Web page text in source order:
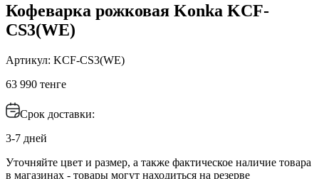
Кофеварка рожковая Konka KCF-
CS3(WE)
Артикул: KCF-CS3(WE)
63 990 тенге
Срок доставки:
3-7 дней
Уточняйте цвет и размер, а также фактическое наличие товара
в магазинах - товары могут находиться на резерве